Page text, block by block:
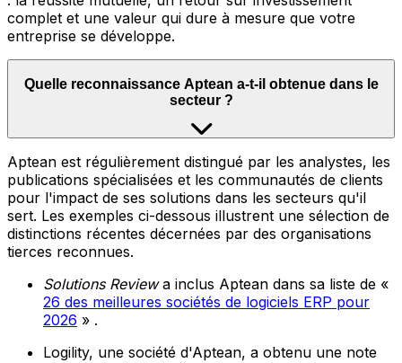
complet et une valeur qui dure à mesure que votre
entreprise se développe.
Quelle reconnaissance Aptean a-t-il obtenue dans le
secteur ?
Aptean est régulièrement distingué par les analystes, les
publications spécialisées et les communautés de clients
pour l'impact de ses solutions dans les secteurs qu'il
sert. Les exemples ci-dessous illustrent une sélection de
distinctions récentes décernées par des organisations
tierces reconnues.
Solutions Reviewa inclus Aptean dans sa liste de «
26 des meilleures sociétés de logiciels ERP pour
2026 » .
Logility, une société d'Aptean, a obtenu une note